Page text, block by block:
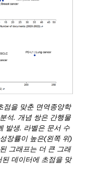
점을 맞춘 면역종양학
석. 개념 쌍은 간행물
발생. 라벨은 문서 수
장률이 높은(왼쪽 위)
그래프는 더 큰 그래
데이터에 초점을 맞